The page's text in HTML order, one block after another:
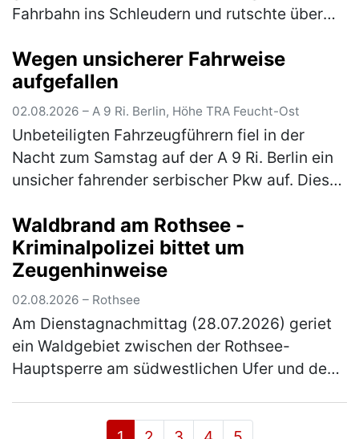
Fahrbahn ins Schleudern und rutschte über
einem auf dem rechte… (mehr)
Wegen unsicherer Fahrweise
aufgefallen
02.08.2026 – A 9 Ri. Berlin, Höhe TRA Feucht-Ost
Unbeteiligten Fahrzeugführern fiel in der
Nacht zum Samstag auf der A 9 Ri. Berlin ein
unsicher fahrender serbischer Pkw auf. Dieser
Rastanlage Feucht Ost einer Ko…
Waldbrand am Rothsee -
Kriminalpolizei bittet um
Zeugenhinweise
02.08.2026 – Rothsee
Am Dienstagnachmittag (28.07.2026) geriet
ein Waldgebiet zwischen der Rothsee-
Hauptsperre am südwestlichen Ufer und dem